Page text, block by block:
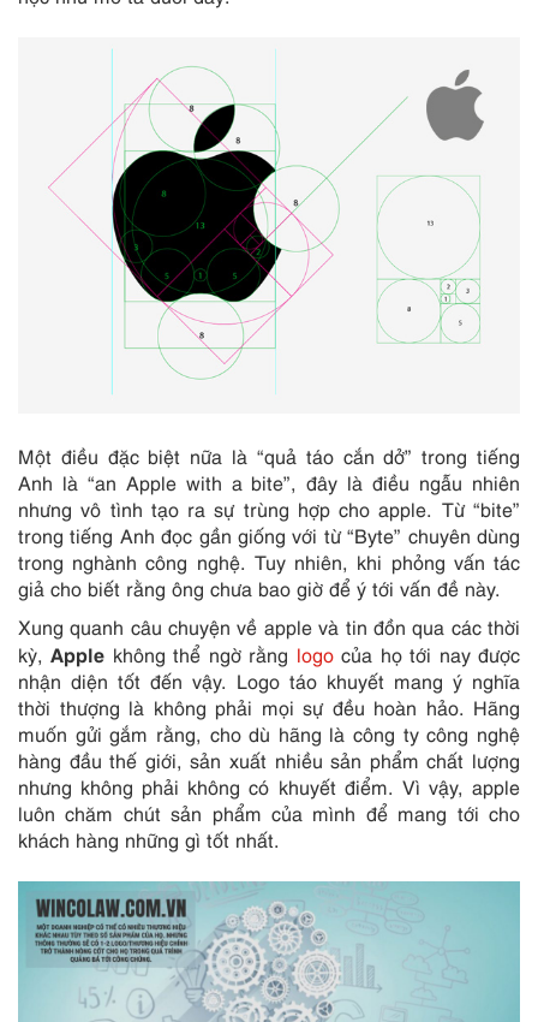
Một điều đặc biệt nữa là “quả táo cắn dở” trong tiếng
Anh là “an Apple with a bite”, đây là điều ngẫu nhiên
nhưng vô tình tạo ra sự trùng hợp cho apple. Từ “bite”
trong tiếng Anh đọc gần giống với từ “Byte” chuyên dùng
trong nghành công nghệ. Tuy nhiên, khi phỏng vấn tác
giả cho biết rằng ông chưa bao giờ để ý tới vấn đề này.
Xung quanh câu chuyện về apple và tin đồn qua các thời
kỳ,Apple không thể ngờ rằng logocủa họ tới nay được
nhận diện tốt đến vậy. Logo táo khuyết mang ý nghĩa
thời thượng là không phải mọi sự đều hoàn hảo. Hãng
muốn gửi gắm rằng, cho dù hãng là công ty công nghệ
hàng đầu thế giới, sản xuất nhiều sản phẩm chất lượng
nhưng không phải không có khuyết điểm. Vì vậy, apple
luôn chăm chút sản phẩm của mình để mang tới cho
khách hàng những gì tốt nhất.